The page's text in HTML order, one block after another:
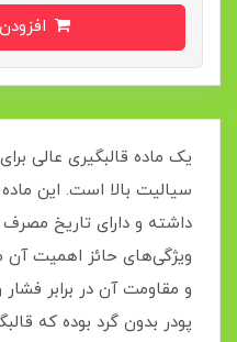
یک ماده قالبگیری عالی
سیالیت بالا است. این
ویژگی‌های حائز اهمیت
و مقاومت آن در برابر
پودر بدون گرد بوده که